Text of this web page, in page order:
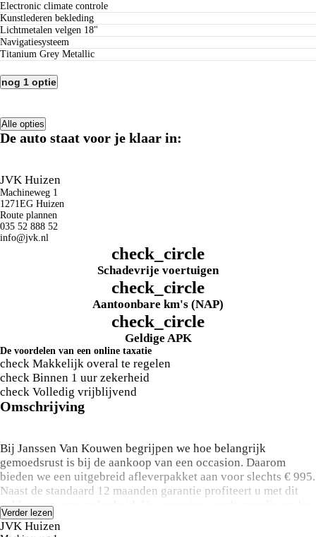
electronic climate controle
kunstlederen bekleding
lichtmetalen velgen 18"
navigatiesysteem
Titanium Grey Metallic
nog 1 optie
Alle opties
De auto staat voor je klaar in:
JVK Huizen
Machineweg 1
1271EG Huizen
Route plannen
035 52 888 52
info@jvk.nl
check_circle
Schadevrije voertuigen
check_circle
Aantoonbare km's (NAP)
check_circle
Geldige APK
De voordelen van een online taxatie
check Makkelijk overal te regelen
check Binnen 1 uur zekerheid
check Volledig vrijblijvend
Omschrijving
Bij Janssen Van Kouwen begrijpen we hoe belangrijk
gemoedsrust is bij de aankoop van een occasion. Daarom
bieden we een uitgebreid afleverpakket aan voor slechts € 995.
Naast de standaard 12 maanden garantie profiteert u met dit
pakket van extra zekerheid. Uw occasion wordt grondig onder
handen genomen met een uitgebreide onderhoudsbeurt, 12
maanden overdraagbare garantie, pechhulp in heel Europa,
Verder lezen
JVK Huizen